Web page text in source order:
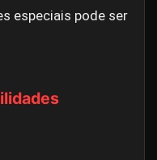
especiais pode ser